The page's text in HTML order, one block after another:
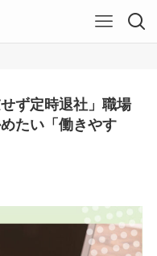
ず定時退社」職場
たい「働きやす